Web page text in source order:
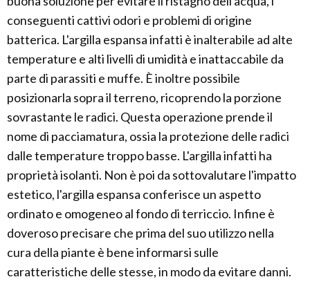
conseguenti cattivi odori e problemi di origine
batterica. L'argilla espansa infatti è inalterabile ad alte
temperature e alti livelli di umidità e inattaccabile da
parte di parassiti e muffe. È inoltre possibile
posizionarla sopra il terreno, ricoprendo la porzione
sovrastante le radici. Questa operazione prende il
nome di pacciamatura, ossia la protezione delle radici
dalle temperature troppo basse. L'argilla infatti ha
proprietà isolanti. Non è poi da sottovalutare l'impatto
estetico, l'argilla espansa conferisce un aspetto
ordinato e omogeneo al fondo di terriccio. Infine è
doveroso precisare che prima del suo utilizzo nella
cura della piante è bene informarsi sulle
caratteristiche delle stesse, in modo da evitare danni.